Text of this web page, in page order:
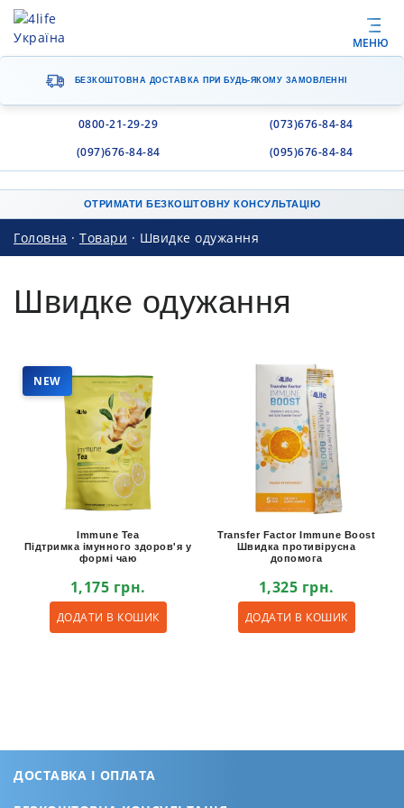
МЕНЮ
БЕЗКОШТОВНА ДОСТАВКА ПРИ БУДЬ-ЯКОМУ ЗАМОВЛЕННІ
0800-21-29-29
(073)676-84-84
(097)676-84-84
(095)676-84-84
ОТРИМАТИ БЕЗКОШТОВНУ КОНСУЛЬТАЦІЮ
Головна · Товари · Швидке одужання
Швидке одужання
NEW
Immune Tea
Підтримка імунного здоров'я у
формі чаю
1,175 грн.
ДОДАТИ В КОШИК
Transfer Factor Immune Boost
Швидка противірусна
допомога
1,325 грн.
ДОДАТИ В КОШИК
ДОСТАВКА І ОПЛАТА